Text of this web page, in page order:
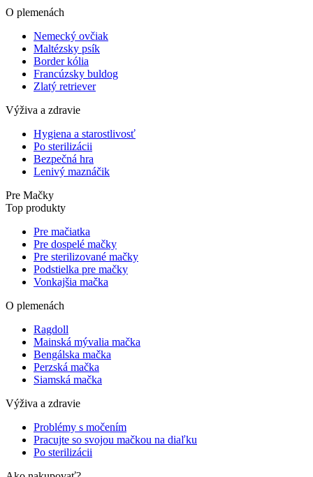
O plemenách
Nemecký ovčiak
Maltézsky psík
Border kólia
Francúzsky buldog
Zlatý retriever
Výživa a zdravie
Hygiena a starostlivosť
Po sterilizácii
Bezpečná hra
Lenivý maznáčik
Pre Mačky
Top produkty
Pre mačiatka
Pre dospelé mačky
Pre sterilizované mačky
Podstielka pre mačky
Vonkajšia mačka
O plemenách
Ragdoll
Mainská mývalia mačka
Bengálska mačka
Perzská mačka
Siamská mačka
Výživa a zdravie
Problémy s močením
Pracujte so svojou mačkou na diaľku
Po sterilizácii